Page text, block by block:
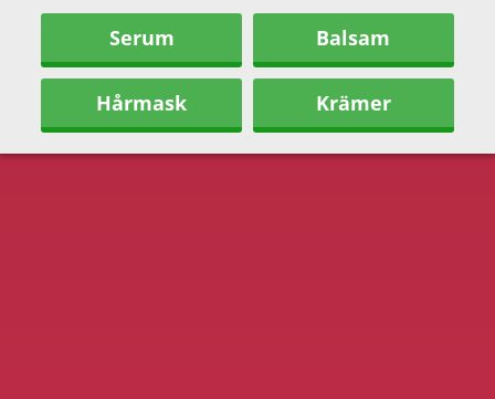
Serum Balsam
Hårmask Krämer